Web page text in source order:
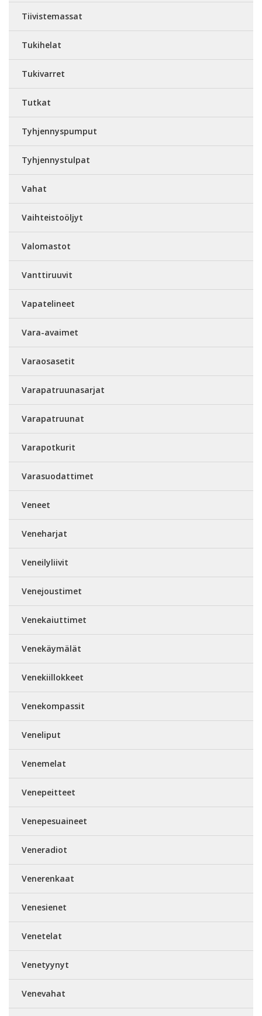
Tiivistemassat
Tukihelat
Tukivarret
Tutkat
Tyhjennyspumput
Tyhjennystulpat
Vahat
Vaihteistoöljyt
Valomastot
Vanttiruuvit
Vapatelineet
Vara-avaimet
Varaosasetit
Varapatruunasarjat
Varapatruunat
Varapotkurit
Varasuodattimet
Veneet
Veneharjat
Veneilyliivit
Venejoustimet
Venekaiuttimet
Venekäymälät
Venekiillokkeet
Venekompassit
Veneliput
Venemelat
Venepeitteet
Venepesuaineet
Veneradiot
Venerenkaat
Venesienet
Venetelat
Venetyynyt
Venevahat